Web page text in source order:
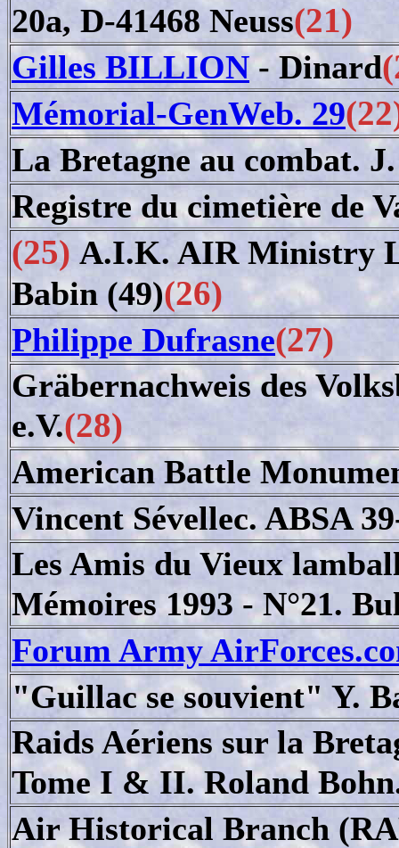
20a, D-41468 Neuss(21)
Gilles BILLION- Dinard
Mémorial-GenWeb. 29
La Bretagne au combat.
Registre du cimetière de
(25) A.I.K. AIR Ministry
Babin (49)(26)
Philippe Dufrasne(27)
Gräbernachweis des
e.V.(28)
American Battle
Vincent Sévellec. ABSA
Les Amis du Vieux
Mémoires 1993 - N°21.
Forum Army
"Guillac se souvient" Y.
Raids Aériens sur la
Tome I & II. Roland
Air Historical Branch